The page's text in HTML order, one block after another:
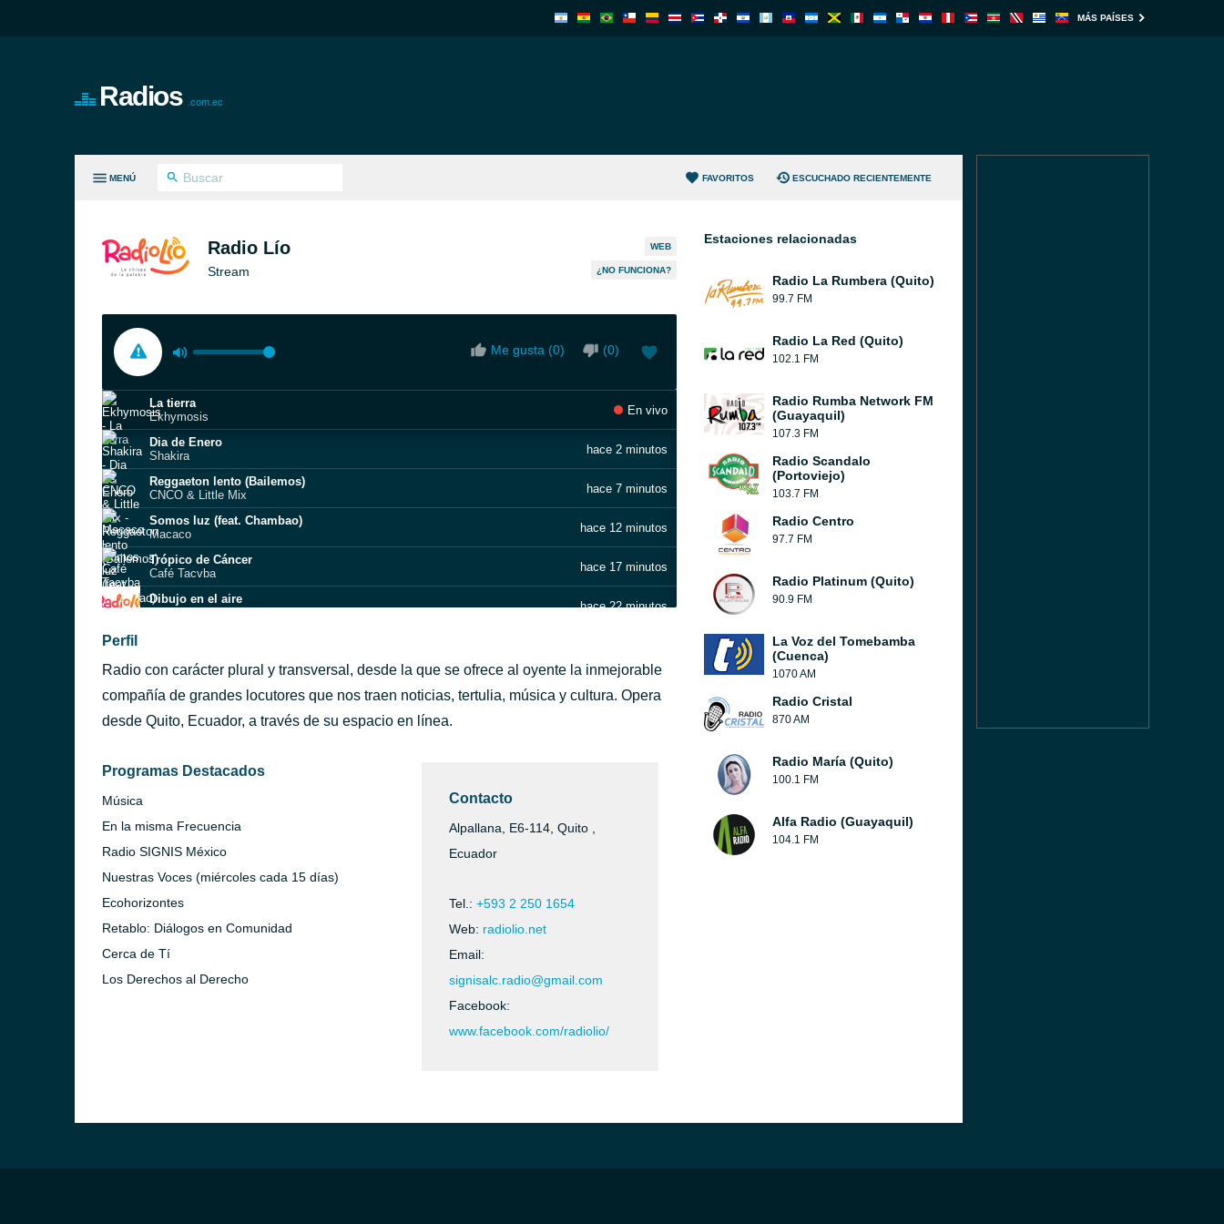
MÁS PAÍSES
Radios .com.ec
MENÚ FAVORITOS ESCUCHADO RECIENTEMENTE
Radio Lío
Stream
WEB
¿NO FUNCIONA?
Me gusta (0) (0)
La tierra
Ekhymosis
En vivo
Dia de Enero
Shakira
hace 2 minutos
Reggaeton lento (Bailemos)
CNCO & Little Mix
hace 7 minutos
Somos luz (feat. Chambao)
Macaco
hace 12 minutos
Trópico de Cáncer
Café Tacvba
hace 17 minutos
Dibujo en el aire
hace 22 minutos
AUNQUE NO DIGAS NADA
Meler
Tratar de estar mejor
Diego Torres
Rosana
Perfil
Radio con carácter plural y transversal, desde la que se ofrece al oyente la inmejorable
compañía de grandes locutores que nos traen noticias, tertulia, música y cultura. Opera
desde Quito, Ecuador, a través de su espacio en línea.
Programas Destacados
Música
En la misma Frecuencia
Radio SIGNIS México
Nuestras Voces (miércoles cada 15 días)
Ecohorizontes
Retablo: Diálogos en Comunidad
Cerca de Tí
Los Derechos al Derecho
Contacto
Alpallana, E6-114, Quito ,
Ecuador
Tel.: +593 2 250 1654
Web: radiolio.net
Email:
signisalc.radio@gmail.com
Facebook:
www.facebook.com/radiolio/
Estaciones relacionadas
Radio La Rumbera (Quito)
99.7 FM
Radio La Red (Quito)
102.1 FM
Radio Rumba Network FM
(Guayaquil)
107.3 FM
Radio Scandalo
(Portoviejo)
103.7 FM
Radio Centro
97.7 FM
Radio Platinum (Quito)
90.9 FM
La Voz del Tomebamba
(Cuenca)
1070 AM
Radio Cristal
870 AM
Radio María (Quito)
100.1 FM
Alfa Radio (Guayaquil)
104.1 FM